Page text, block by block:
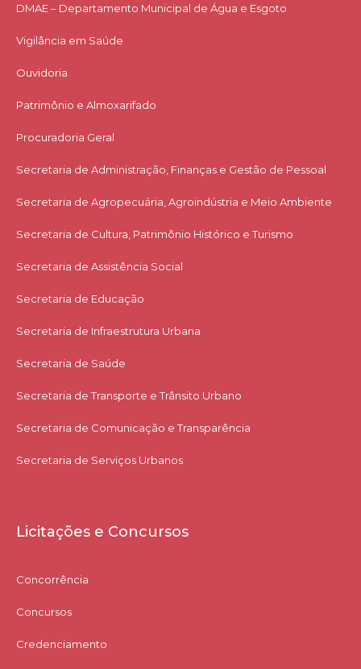
DMAE – Departamento Municipal de Água e Esgoto
Vigilância em Saúde
Ouvidoria
Patrimônio e Almoxarifado
Procuradoria Geral
Secretaria de Administração, Finanças e Gestão de Pessoal
Secretaria de Agropecuária, Agroindústria e Meio Ambiente
Secretaria de Cultura, Patrimônio Histórico e Turismo
Secretaria de Assistência Social
Secretaria de Educação
Secretaria de Infraestrutura Urbana
Secretaria de Saúde
Secretaria de Transporte e Trânsito Urbano
Secretaria de Comunicação e Transparência
Secretaria de Serviços Urbanos
Licitações e Concursos
Concorrência
Concursos
Credenciamento